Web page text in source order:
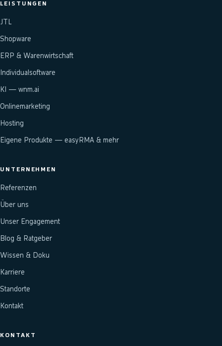
LEISTUNGEN
JTL
Shopware
ERP & Warenwirtschaft
Individualsoftware
KI — wnm.ai
Onlinemarketing
Hosting
Eigene Produkte — easyRMA & mehr
UNTERNEHMEN
Referenzen
Über uns
Unser Engagement
Blog & Ratgeber
Wissen & Doku
Karriere
Standorte
Kontakt
KONTAKT